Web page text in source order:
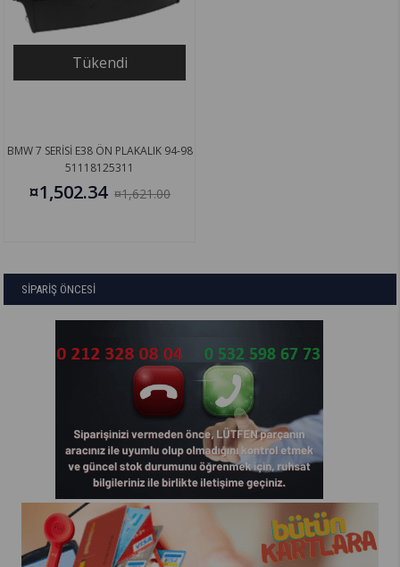
Tükendi
BMW 7 SERİSİ E38 ÖN PLAKALIK 94-98
51118125311
¤1,502.34 ¤1,621.00
SİPARİŞ ÖNCESİ